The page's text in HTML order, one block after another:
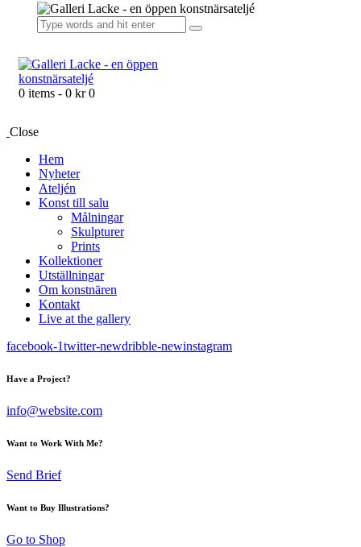
0 items - 0 kr 0
Close
Hem
Nyheter
Ateljén
Konst till salu
Målningar
Skulpturer
Prints
Kollektioner
Utställningar
Om konstnären
Kontakt
Live at the gallery
facebook-1twitter-newdribble-newinstagram
Have a Project?
info@website.com
Want to Work With Me?
Send Brief
Want to Buy Illustrations?
Go to Shop